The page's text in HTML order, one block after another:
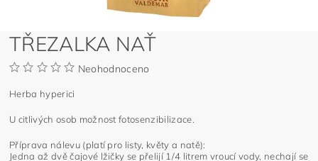
TŘEZALKA NAŤ
Neohodnoceno
Herba hyperici
U citlivých osob možnost fotosenzibilizace.
Příprava nálevu (platí pro listy, květy a natě):
Jedna až dvě čajové lžičky se přelijí 1/4 litrem vroucí vody, nechají se